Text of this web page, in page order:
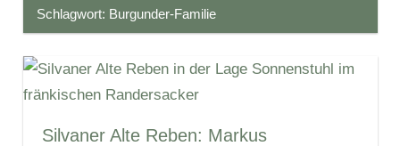
Schlagwort: Burgunder-Familie
Silvaner Alte Reben: Markus